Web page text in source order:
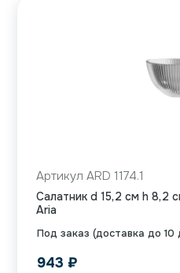
Под заказ (доставка до 10
Артикул ARD 1174.1
Салатник d 15,2 см h 8,2
Aria
943 ₽